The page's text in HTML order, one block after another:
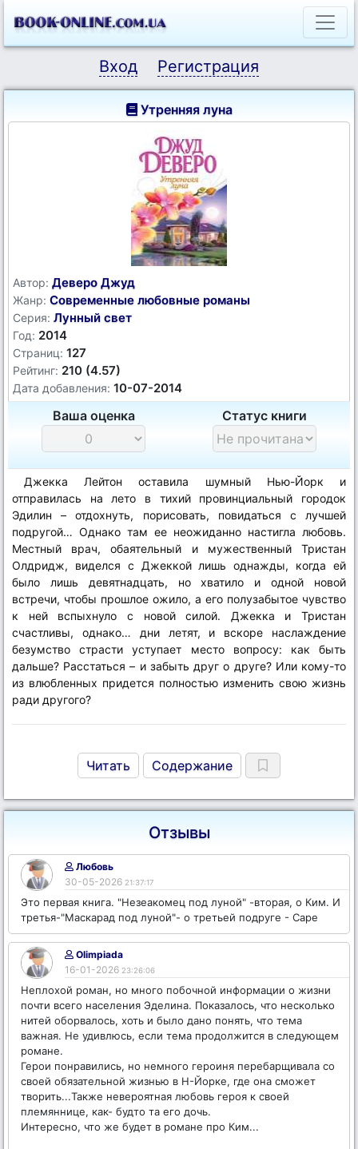
Вход Регистрация
Утренняя луна
Автор: Деверо Джуд
Жанр: Современные любовные романы
Серия: Лунный свет
Год: 2014
Страниц: 127
Рейтинг: 210 (4.57)
Дата добавления: 10-07-2014
Ваша оценка Статус книги
Джекка Лейтон оставила шумный Нью-Йорк и
отправилась на лето в тихий провинциальный городок
Эдилин – отдохнуть, порисовать, повидаться с лучшей
подругой… Однако там ее неожиданно настигла любовь.
Местный врач, обаятельный и мужественный Тристан
Олдридж, виделся с Джеккой лишь однажды, когда ей
было лишь девятнадцать, но хватило и одной новой
встречи, чтобы прошлое ожило, а его полузабытое чувство
к ней вспыхнуло с новой силой. Джекка и Тристан
счастливы, однако… дни летят, и вскоре наслаждение
безумство страсти уступает место вопросу: как быть
дальше? Расстаться – и забыть друг о друге? Или кому-то
из влюбленных придется полностью изменить свою жизнь
ради другого?
Читать Содержание
Отзывы
Любовь
30-05-2026 21:37:17
Это первая книга. "Незеакомец под луной" -вторая, о Ким. И
третья-"Маскарад под луной"- о третьей подруге - Саре
Olimpiada
16-01-2026 23:26:06
Неплохой роман, но много побочной информации о жизни
почти всего населения Эделина. Показалось, что несколько
нитей оборвалось, хоть и было дано понять, что тема
важная. Не удивлюсь, если тема продолжится в следующем
романе.
Герои понравились, но немного героиня перебарщивала со
своей обязательной жизнью в Н-Йорке, где она сможет
творить...Также невероятная любовь героя к своей
племяннице, как- будто та его дочь.
Интересно, что же будет в романе про Ким...